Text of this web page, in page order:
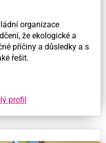
organizace
že ekologické a
příčiny a důsledky a s
řešit.
profil